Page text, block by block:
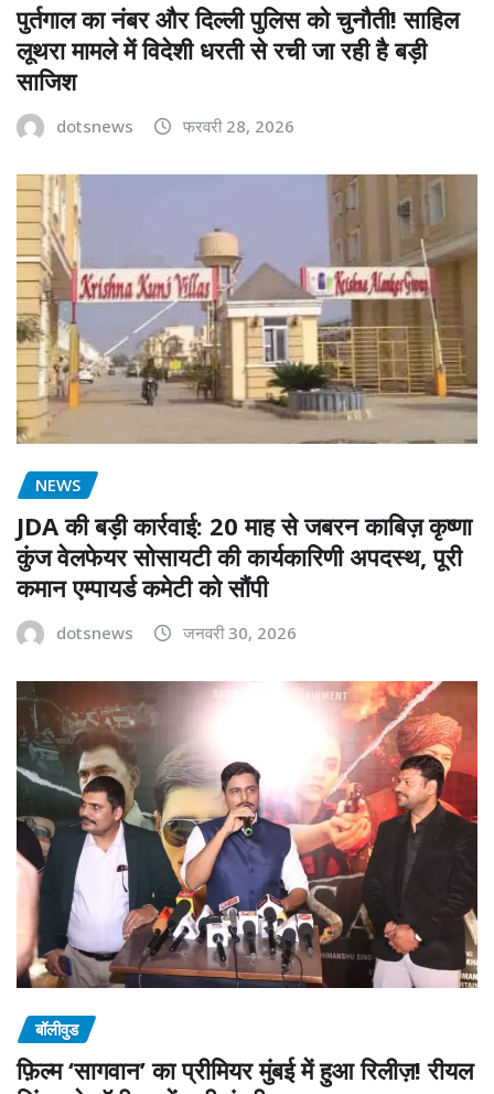
पुर्तगाल का नंबर और दिल्ली पुलिस को चुनौती! साहिल
लूथरा मामले में विदेशी धरती से रची जा रही है बड़ी
साजिश
dotsnews फरवरी 28, 2026
NEWS
JDA की बड़ी कार्रवाई: 20 माह से जबरन काबिज़ कृष्णा
कुंज वेलफेयर सोसायटी की कार्यकारिणी अपदस्थ, पूरी
कमान एम्पायर्ड कमेटी को सौंपी
dotsnews जनवरी 30, 2026
बॉलीवुड
फ़िल्म ‘सागवान’ का प्रीमियर मुंबई में हुआ रिलीज़! रीयल